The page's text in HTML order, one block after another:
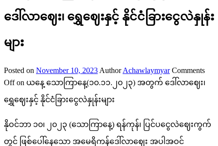
ဒေါ်လာဈေး၊ ရွှေဈေးနှင့် နိုင်ငံခြားငွေလဲနှုန်း
များ
Posted on November 10, 2023 Author Achawlaymyar Comments
Offon ယနေ့ သောကြာနေ့(၁၀.၁၁.၂၀၂၃) အတွက် ဒေါ်လာဈေး၊
ရွှေဈေးနှင့် နိုင်ငံခြားငွေလဲနှုန်းများ
နိုဝင်ဘာ ၁၀၊ ၂၀၂၃ (သောကြာနေ့) ရန်ကုန်၊ ပြင်ပငွေလဲဈေးကွက်
တွင် ဖြစ်ပေါ်နေသော အမေရိကန်ဒေါ်လာဈေး အပါအဝင်